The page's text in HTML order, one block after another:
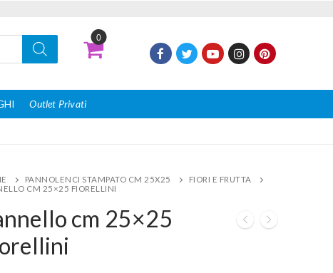
0
Outlet Privati
PANNOLENCI STAMPATO CM 25X25
FIORI E FRUTTA
CM 25×25 FIORELLINI
cm 25×25